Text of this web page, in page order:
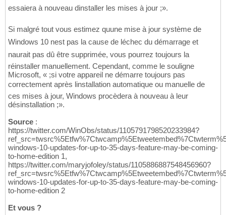
essaiera à nouveau dinstaller les mises à jour ;».
Si malgré tout vous estimez quune mise à jour système de
Windows 10 nest pas la cause de léchec du démarrage et
naurait pas dû être supprimée, vous pourrez toujours la
réinstaller manuellement. Cependant, comme le souligne
Microsoft, « ;si votre appareil ne démarre toujours pas
correctement après linstallation automatique ou manuelle de
ces mises à jour, Windows procèdera à nouveau à leur
désinstallation ;».
Source :
https://twitter.com/WinObs/status/1105791798520233984?
windows-10-updates-for-up-to-35-days-feature-may-be-coming-
to-home-edition 1,
https://twitter.com/maryjofoley/status/1105886887548456960?
windows-10-updates-for-up-to-35-days-feature-may-be-coming-
to-home-edition 2
Et vous ?